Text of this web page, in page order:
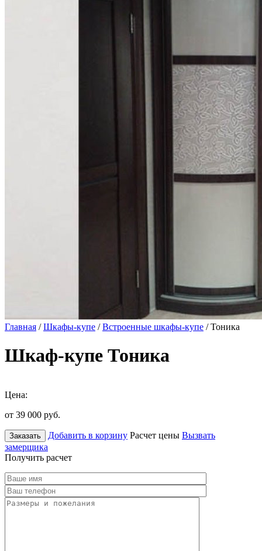
Главная /Шкафы-купе /Встроенные шкафы-купе / Тоника
Шкаф-купе Тоника
Цена:
от 39 000 руб.
Заказать Добавить в корзину Расчет цены Вызвать
замерщика
Получить расчет